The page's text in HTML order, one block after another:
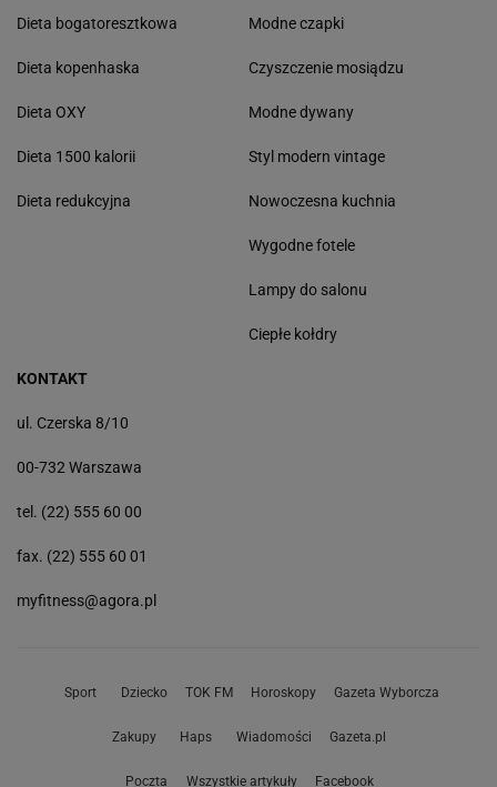
Dieta bogatoresztkowa
Dieta kopenhaska
Dieta OXY
Dieta 1500 kalorii
Dieta redukcyjna
Modne czapki
Czyszczenie mosiądzu
Modne dywany
Styl modern vintage
Nowoczesna kuchnia
Wygodne fotele
Lampy do salonu
Ciepłe kołdry
KONTAKT
ul. Czerska 8/10
00-732 Warszawa
tel. (22) 555 60 00
fax. (22) 555 60 01
myfitness@agora.pl
Sport Dziecko TOK FM Horoskopy Gazeta Wyborcza
Zakupy Haps Wiadomości Gazeta.pl
Poczta Wszystkie artykuły Facebook